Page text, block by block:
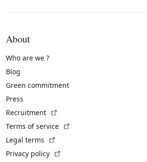
About
Who are we ?
Blog
Green commitment
Press
Recruitment
Terms of service
Legal terms
Privacy policy